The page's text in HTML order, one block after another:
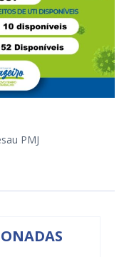
PMJ